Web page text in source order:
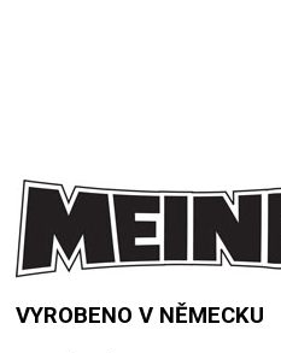
VYROBENO V NĚMECKU